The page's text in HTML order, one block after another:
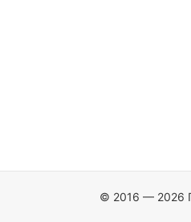
© 2016 — 2026